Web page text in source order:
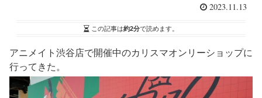
2023.11.13
この記事は約2分で読めます。
アニメイト渋谷店で開催中のカリスマオンリーショップに
行ってきた。